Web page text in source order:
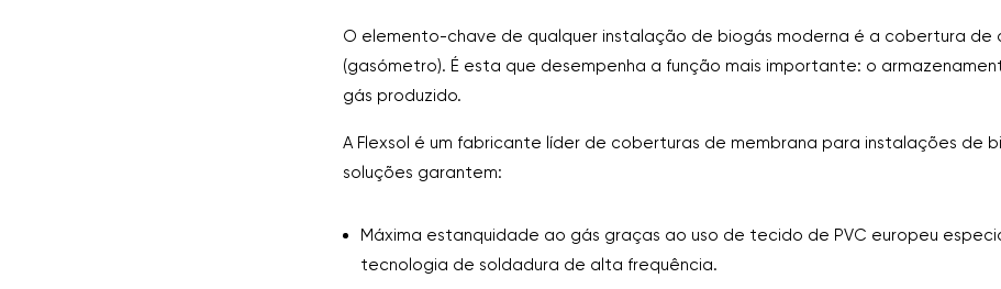
O elemento-chave de qualquer instalação de biogás moderna é a cobertura de
(gasómetro). É esta que desempenha a função mais importante: o
gás produzido.
A Flexsol é um fabricante líder de coberturas de membrana para instalações de
soluções garantem:
Máxima estanquidade ao gás graças ao uso de tecido de PVC europeu
tecnologia de soldadura de alta frequência.